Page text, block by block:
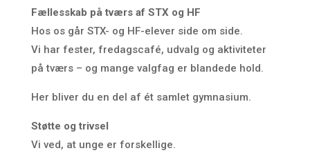
Fællesskab på tværs af STX og HF
Hos os går STX- og HF-elever side om side.
Vi har fester, fredags­café, udvalg og aktiviteter
på tværs – og mange valgfag er blandede hold.
Her bliver du en del af ét samlet gymnasium.
Støtte og trivsel
Vi ved, at unge er forskellige.